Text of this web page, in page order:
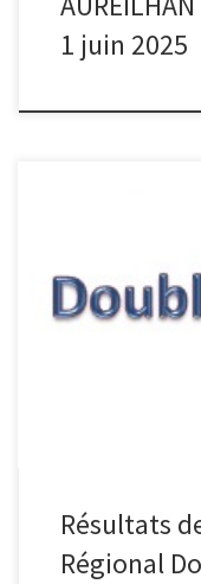
1 juin 2025
Délégué Serge ROLLINI
pour CDF
Résultats
Régional